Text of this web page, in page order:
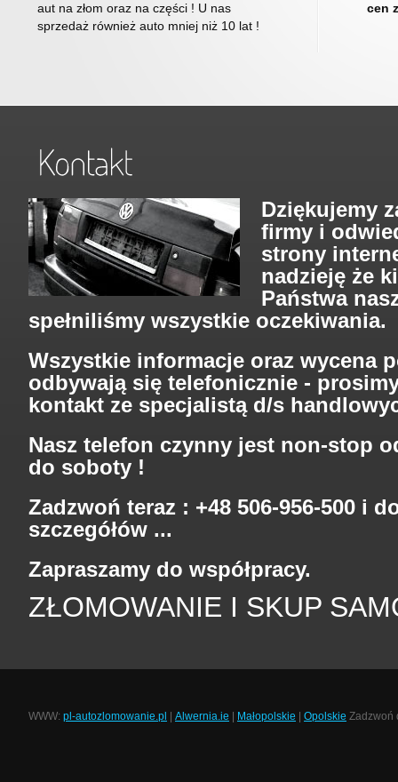
aut na złom oraz na części ! U nas
sprzedaż również auto mniej niż 10 lat !
cen
Dziękujemy
firmy i
strony
nadzieję że
Państwa
spełniliśmy wszystkie oczekiwania.
Wszystkie informacje oraz wycena
odbywają się telefonicznie -
kontakt ze specjalistą d/s
Nasz telefon czynny jest non-stop
do soboty !
Zadzwoń teraz : +48 506-956-500 i
szczegółów ...
Zapraszamy do współpracy.
ZŁOMOWANIE I SKUP
WWW: pl-autozlomowanie.pl Alwernia.ie Małopolskie Opolskie Zadzwoń